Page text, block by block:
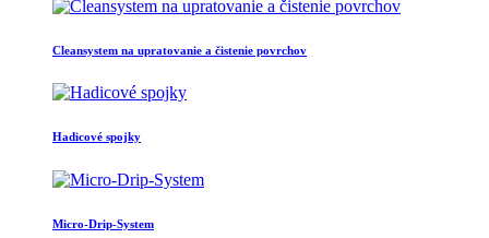
Cleansystem na upratovanie a čistenie povrchov
Hadicové spojky
Micro-Drip-System